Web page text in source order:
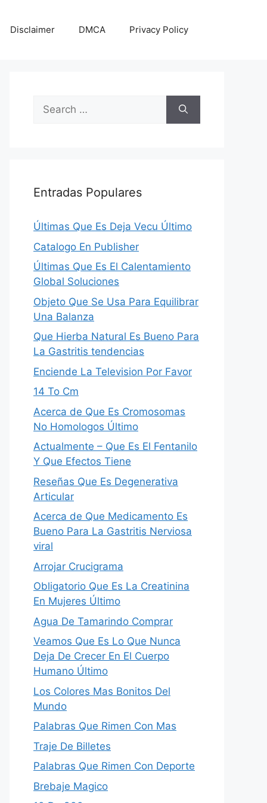
Disclaimer DMCA Privacy Policy
Search
for:
Entradas Populares
Últimas Que Es Deja Vecu Último
Catalogo En Publisher
Últimas Que Es El Calentamiento
Global Soluciones
Objeto Que Se Usa Para Equilibrar
Una Balanza
Que Hierba Natural Es Bueno Para
La Gastritis tendencias
Enciende La Television Por Favor
14 To Cm
Acerca de Que Es Cromosomas
No Homologos Último
Actualmente – Que Es El Fentanilo
Y Que Efectos Tiene
Reseñas Que Es Degenerativa
Articular
Acerca de Que Medicamento Es
Bueno Para La Gastritis Nerviosa
viral
Arrojar Crucigrama
Obligatorio Que Es La Creatinina
En Mujeres Último
Agua De Tamarindo Comprar
Veamos Que Es Lo Que Nunca
Deja De Crecer En El Cuerpo
Humano Último
Los Colores Mas Bonitos Del
Mundo
Palabras Que Rimen Con Mas
Traje De Billetes
Palabras Que Rimen Con Deporte
Brebaje Magico